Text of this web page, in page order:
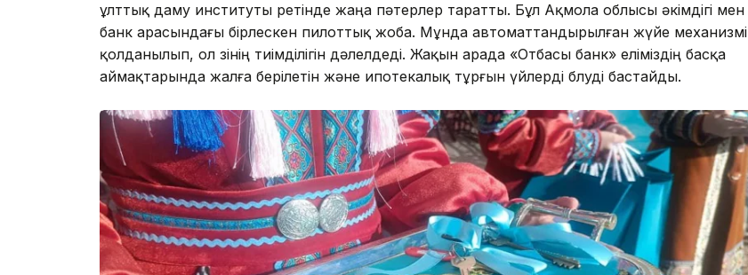
ұлттық даму институты ретінде жаңа пәтерлер таратты. Бұл Ақмола облысы әкімдігі мен
банк арасындағы бірлескен пилоттық жоба. Мұнда автоматтандырылған жүйе механизмі
қолданылып, ол өзінің тиімділігін дәлелдеді. Жақын арада «Отбасы банк» еліміздің басқа
аймақтарында жалға берілетін және ипотекалық тұрғын үйлерді бөлуді бастайды.